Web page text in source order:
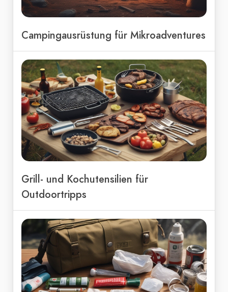
Campingausrüstung für Mikroadventures
Grill- und Kochutensilien für
Outdoortripps